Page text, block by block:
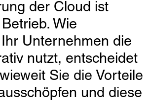
der Cloud ist
Wie
Unternehmen die
nutzt, entscheidet
Sie die Vorteile
und diese